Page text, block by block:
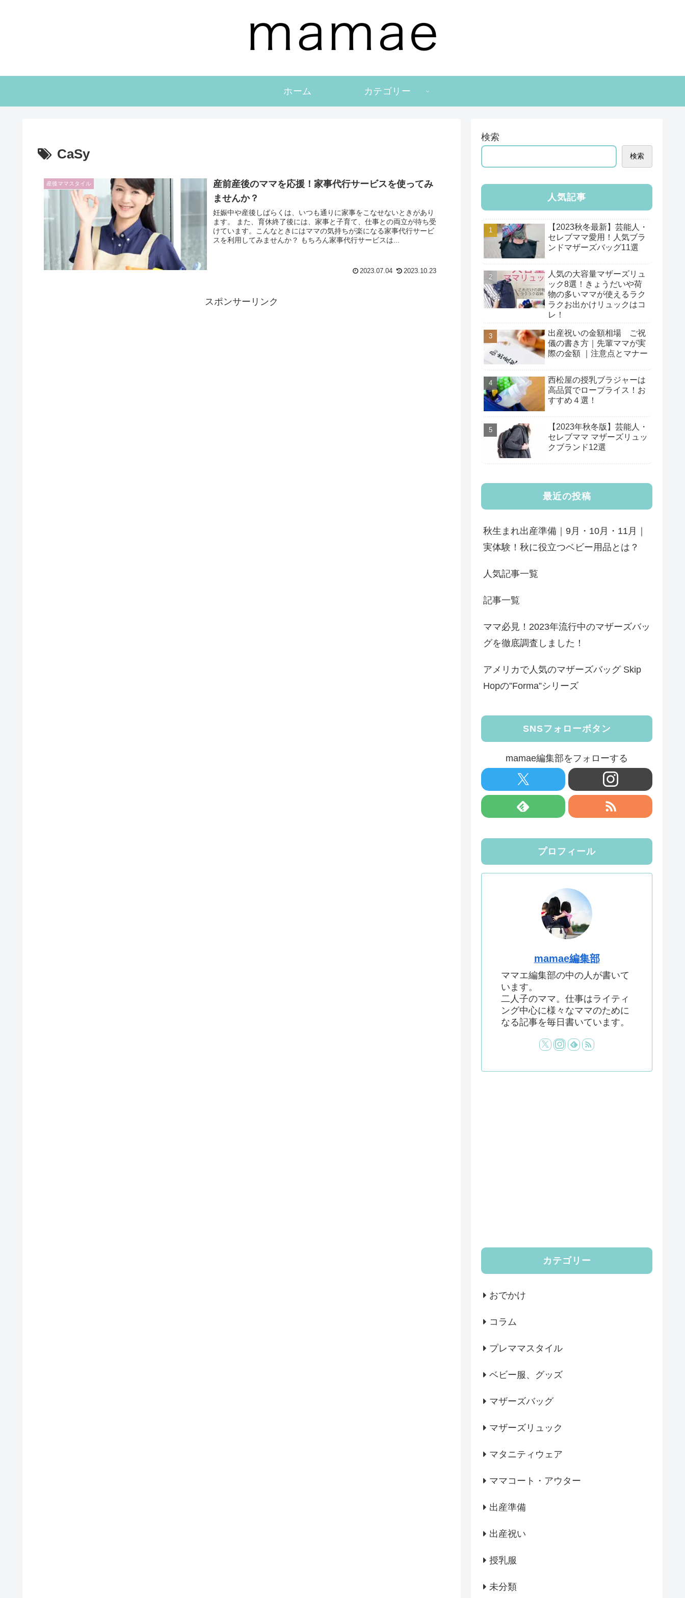
ホーム カテゴリー
CaSy
産後ママスタイル
産前産後のママを応援！家事代行サービスを使ってみ
ませんか？
妊娠中や産後しばらくは、いつも通りに家事をこなせないときがあり
ます。 また、育休終了後には、家事と子育て、仕事との両立が待ち受
けています。こんなときにはママの気持ちが楽になる家事代行サービ
スを利用してみませんか？ もちろん家事代行サービスは...
2023.07.04 2023.10.23
スポンサーリンク
検索
検索
人気記事
【2023秋冬最新】芸能人・
セレブママ愛用！人気ブラ
ンドマザーズバッグ11選
人気の大容量マザーズリュ
ック8選！きょうだいや荷
物の多いママが使えるラク
ラクお出かけリュックはコ
レ！
出産祝いの金額相場 ご祝
儀の書き方｜先輩ママが実
際の金額 ｜注意点とマナー
西松屋の授乳ブラジャーは
高品質でロープライス！お
すすめ４選！
【2023年秋冬版】芸能人・
セレブママ マザーズリュッ
クブランド12選
最近の投稿
秋生まれ出産準備｜9月・10月・11月｜
実体験！秋に役立つベビー用品とは？
人気記事一覧
記事一覧
ママ必見！2023年流行中のマザーズバッ
グを徹底調査しました！
アメリカで人気のマザーズバッグ Skip
Hopの”Forma”シリーズ
SNSフォローボタン
mamae編集部をフォローする
プロフィール
mamae編集部
ママエ編集部の中の人が書いて
います。
二人子のママ。仕事はライティ
ング中心に様々なママのために
なる記事を毎日書いています。
カテゴリー
おでかけ
コラム
プレママスタイル
ベビー服、グッズ
マザーズバッグ
マザーズリュック
マタニティウェア
ママコート・アウター
出産準備
出産祝い
授乳服
未分類